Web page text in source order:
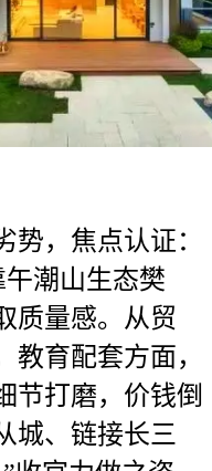
，焦点认证：
潮山生态樊
质量感。从贸
教育配套方面，
节打磨，价钱倒
城、链接长三